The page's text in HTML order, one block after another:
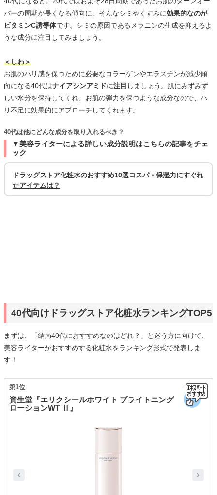
バーの周期が長くなる傾向に。そんなシミやくすみに効果的なのが
ビタミンC誘導体です。シミの原因であるメラニンの生成を抑えるよ
うな成分に注目してみましょう。
＜しわ＞
お肌のハリ感を保つために必要なコラーゲンやエラスチンが減少傾
向になる40代はナイアシンアミドに注目 しましょう。肌にみずみず
しい水分を保持してくれ、お肌の弾力を保つような成分なので、ハ
リ不足に効果的にアプローチしてくれます。
▼美容ライターによる詳しい成分説明はこちらの記事をチェ
ック
40代は他にどんな成分を取り入れるべき？
ドラッグストア化粧水のおすすめ10選コスパ・保湿力にすぐれ
たアイテムは？
40代向けドラッグストア化粧水ランキングTOP5
まずは、「結局40代におすすめなのはどれ？」と迷う方に向けて、
美容ライターがおすすめする化粧水をランキング形式で発表しま
す！
資生堂『エリクシールホワイト ブライトニング
ローションWT Ⅱ』
第1位